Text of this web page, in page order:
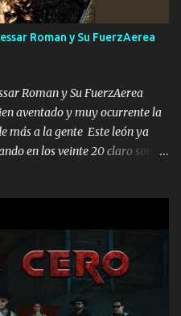
que ordené NOS HACE
EL 24 SIEMPRE FUE UN
PELEAND0 SIEMPRE
EL LEGADO Es el DOS de
y com...
Roman y Su FuerzAerea
Roman y Su FuerzAerea
aventado y muy ocurrente la
más a la gente Este león ya
en los veinte 20 claro son
dar hasta topar pues no hay de
voy por mi línea no veo a
no se me duerm voy chicoteado
que me agarran el colmillo
Al tiro esta la PrimiZa